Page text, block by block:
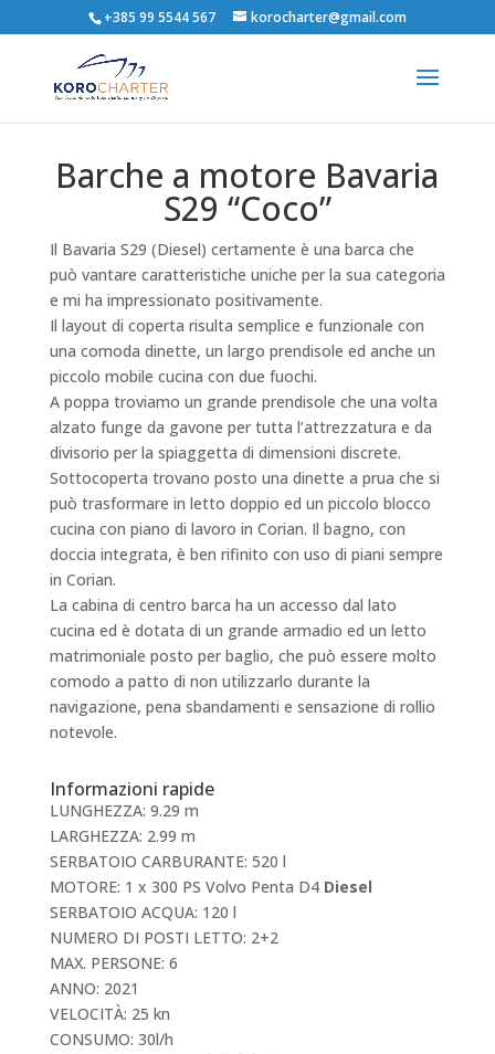
+385 99 5544 567 korocharter@gmail.com
Barche a motore Bavaria
S29 “Coco”
Il Bavaria S29 (Diesel) certamente è una barca che
può vantare caratteristiche uniche per la sua categoria
e mi ha impressionato positivamente.
Il layout di coperta risulta semplice e funzionale con
una comoda dinette, un largo prendisole ed anche un
piccolo mobile cucina con due fuochi.
A poppa troviamo un grande prendisole che una volta
alzato funge da gavone per tutta l’attrezzatura e da
divisorio per la spiaggetta di dimensioni discrete.
Sottocoperta trovano posto una dinette a prua che si
può trasformare in letto doppio ed un piccolo blocco
cucina con piano di lavoro in Corian. Il bagno, con
doccia integrata, è ben rifinito con uso di piani sempre
in Corian.
La cabina di centro barca ha un accesso dal lato
cucina ed è dotata di un grande armadio ed un letto
matrimoniale posto per baglio, che può essere molto
comodo a patto di non utilizzarlo durante la
navigazione, pena sbandamenti e sensazione di rollio
notevole.
Informazioni rapide
LUNGHEZZA: 9.29 m
LARGHEZZA: 2.99 m
SERBATOIO CARBURANTE: 520 l
MOTORE: 1 x 300 PS Volvo Penta D4 Diesel
SERBATOIO ACQUA: 120 l
NUMERO DI POSTI LETTO: 2+2
MAX. PERSONE: 6
ANNO: 2021
VELOCITÀ: 25 kn
CONSUMO: 30l/h